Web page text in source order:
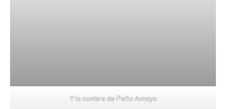
Y la cumbre de Peña Amaya